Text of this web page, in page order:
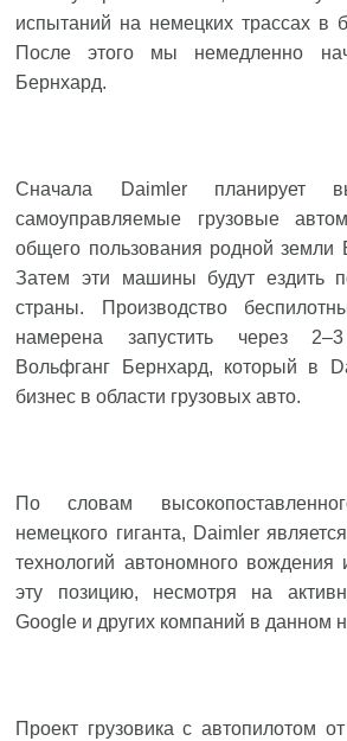
испытаний на немецких трассах в
После этого мы немедленно
Бернхард.
Сначала Daimler планирует
самоуправляемые грузовые
общего пользования родной земли
Затем эти машины будут ездить
страны. Производство
намерена запустить через
Вольфганг Бернхард, который в
бизнес в области грузовых авто.
По словам
немецкого гиганта, Daimler
технологий автономного вождения
эту позицию, несмотря на
Google и других компаний в данном
Проект грузовика с автопилотом